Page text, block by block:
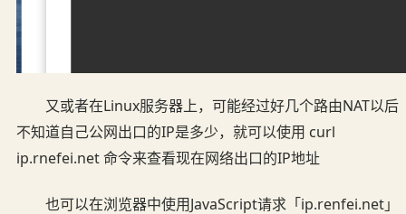
又或者在Linux服务器上，可能经过好几个路由NAT以后
不知道自己公网出口的IP是多少，就可以使用 curl
ip.rnefei.net 命令来查看现在网络出口的IP地址
也可以在浏览器中使用JavaScript请求「ip.renfei.net」